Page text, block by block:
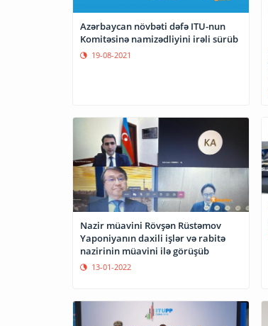
Azərbaycan növbəti dəfə ITU-nun
Komitəsinə namizədliyini irəli sürüb
19-08-2021
Nazir müavini Rövşən Rüstəmov
Yaponiyanın daxili işlər və rabitə
nazirinin müavini ilə görüşüb
13-01-2022